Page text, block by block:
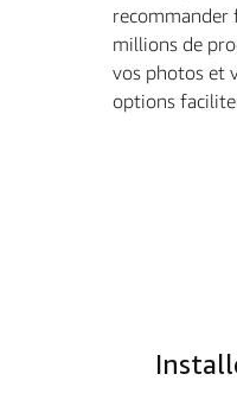
recommander
millions de
vos photos et
options